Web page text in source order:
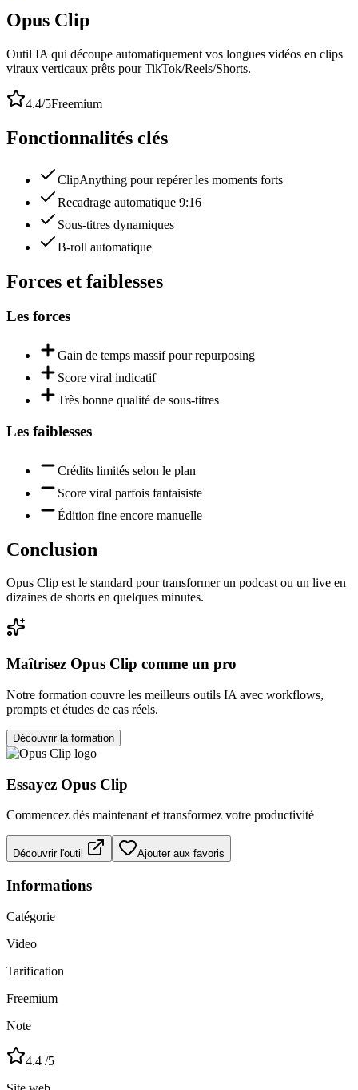
Opus Clip
Outil IA qui découpe automatiquement vos longues vidéos en clips
viraux verticaux prêts pour TikTok/Reels/Shorts.
4.4/5Freemium
Fonctionnalités clés
ClipAnything pour repérer les moments forts
Recadrage automatique 9:16
Sous-titres dynamiques
B-roll automatique
Forces et faiblesses
Les forces
Gain de temps massif pour repurposing
Score viral indicatif
Très bonne qualité de sous-titres
Les faiblesses
Crédits limités selon le plan
Score viral parfois fantaisiste
Édition fine encore manuelle
Conclusion
Opus Clip est le standard pour transformer un podcast ou un live en
dizaines de shorts en quelques minutes.
Maîtrisez Opus Clip comme un pro
Notre formation couvre les meilleurs outils IA avec workflows,
prompts et études de cas réels.
Découvrir la formation
Essayez Opus Clip
Commencez dès maintenant et transformez votre productivité
Découvrir l'outil Ajouter aux favoris
Informations
Catégorie
Video
Tarification
Freemium
Note
4.4 /5